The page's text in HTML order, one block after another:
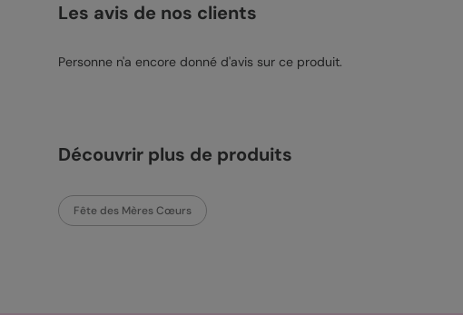
Les avis de nos clients
Personne n'a encore donné d'avis sur ce produit.
Découvrir plus de produits
Fête des Mères Cœurs